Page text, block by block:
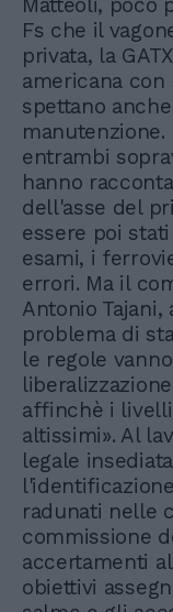
Fs che il
privata, la
americana con
spettano
entrambi
hanno
dell'asse del
essere poi
esami, i
errori. Ma il
Antonio
problema di
le regole
affinchè i
altissimi». Al
legale
radunati nelle
commissione
accertamenti
obiettivi